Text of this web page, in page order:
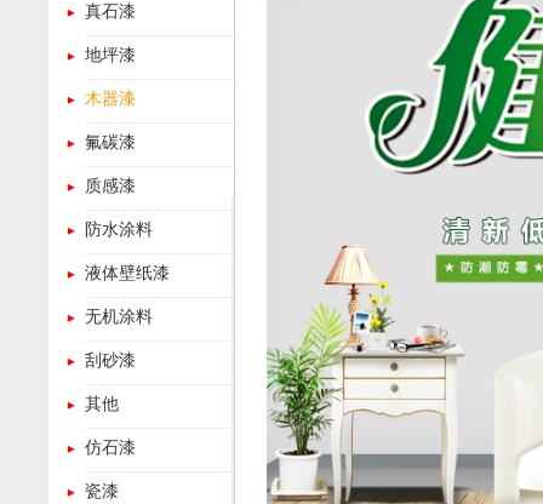
真石漆
地坪漆
木器漆
氟碳漆
质感漆
防水涂料
液体壁纸漆
无机涂料
刮砂漆
其他
仿石漆
瓷漆